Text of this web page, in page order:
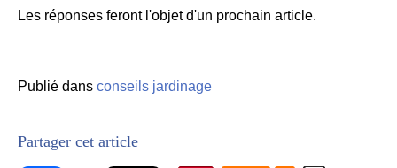
Les réponses feront l'objet d'un prochain article.
Publié dans conseils jardinage
Partager cet article